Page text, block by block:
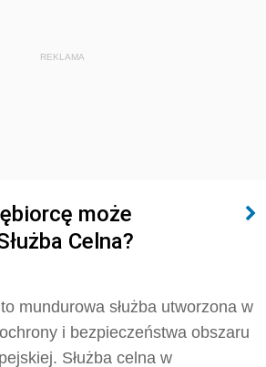
REKLAMA
może
Celna?
mundurowa służba utworzona w
i bezpieczeństwa obszaru
Służba celna w